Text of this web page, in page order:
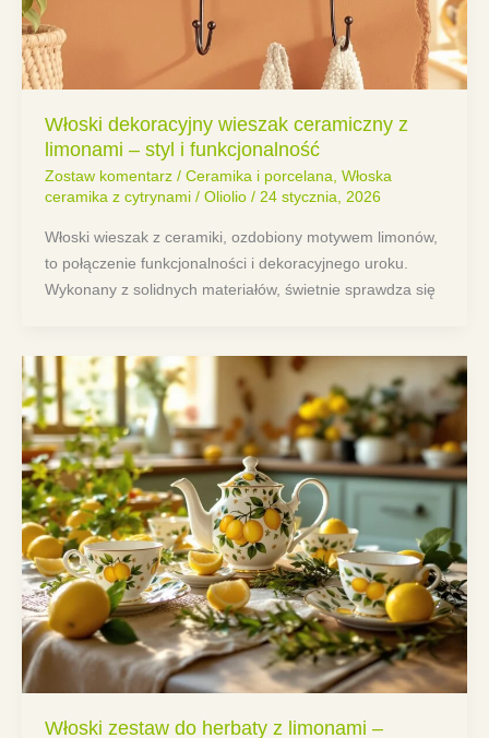
Włoski dekoracyjny wieszak ceramiczny z
limonami – styl i funkcjonalność
Zostaw komentarz / Ceramika i porcelana, Włoska
ceramika z cytrynami/ Oliolio / 24 stycznia, 2026
Włoski wieszak z ceramiki, ozdobiony motywem limonów,
to połączenie funkcjonalności i dekoracyjnego uroku.
Wykonany z solidnych materiałów, świetnie sprawdza się
Włoski zestaw do herbaty z limonami –